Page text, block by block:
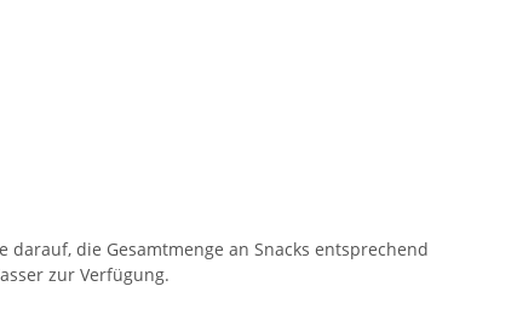
die Gesamtmenge an Snacks entsprechend
zur Verfügung.